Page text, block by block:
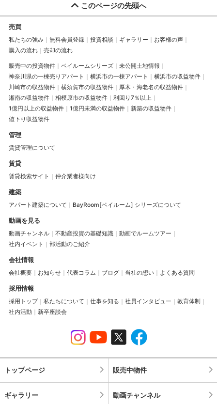
このページの先頭へ
売買
私たちの強み 無料会員登録 投資相談 ギャラリー
お客様の声
購入の流れ
売却の流れ
販売中の投資物件 ベイルームシリーズ
未公開土地情報
神奈川県の一棟売りアパート
横浜市の一棟アパート
横浜市の収益物件
川崎市の収益物件
横須賀市の収益物件
厚木・海老名の収益物件
湘南の収益物件
相模原市の収益物件
利回り7％以上
1億円以上の収益物件
1億円未満の収益物件
新築の収益物件
値下り収益物件
管理
賃貸管理について
賃貸
賃貸検索サイト 仲介業者様向け
建築
アパート建築について BayRoom[ベイルーム] シリーズについて
動画を見る
動画チャンネル 不動産投資の基礎知識
動画でルームツアー
社内イベント
部活動のご紹介
会社情報
会社概要 お知らせ 代表コラム ブログ 当社の想い よくある質問
採用情報
採用トップ 私たちについて 仕事を知る 社員インタビュー
教育体制
社内活動
新卒座談会
トップページ 販売中物件
ギャラリー 動画チャンネル